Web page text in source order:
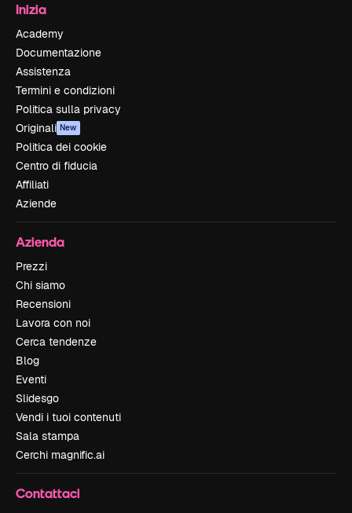
Inizia
Academy
Documentazione
Assistenza
Termini e condizioni
Politica sulla privacy
Originali New
Politica dei cookie
Centro di fiducia
Affiliati
Aziende
Azienda
Prezzi
Chi siamo
Recensioni
Lavora con noi
Cerca tendenze
Blog
Eventi
Slidesgo
Vendi i tuoi contenuti
Sala stampa
Cerchi magnific.ai
Contattaci